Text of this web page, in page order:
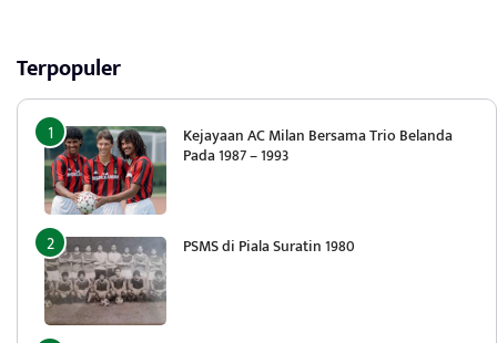
Terpopuler
Kejayaan AC Milan Bersama Trio Belanda
Pada 1987 – 1993
PSMS di Piala Suratin 1980